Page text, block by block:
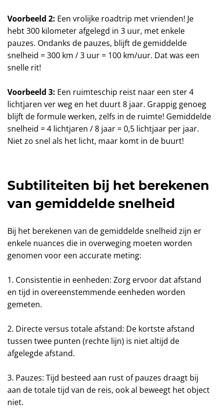
Voorbeeld 2: Een vrolijke roadtrip met vrienden! Je
hebt 300 kilometer afgelegd in 3 uur, met enkele
pauzes. Ondanks de pauzes, blijft de gemiddelde
snelheid = 300 km / 3 uur = 100 km/uur. Dat was een
snelle rit!
Voorbeeld 3: Een ruimteschip reist naar een ster 4
lichtjaren ver weg en het duurt 8 jaar. Grappig genoeg
blijft de formule werken, zelfs in de ruimte! Gemiddelde
snelheid = 4 lichtjaren / 8 jaar = 0,5 lichtjaar per jaar.
Niet zo snel als het licht, maar komt in de buurt!
Subtiliteiten bij het berekenen
van gemiddelde snelheid
Bij het berekenen van de gemiddelde snelheid zijn er
enkele nuances die in overweging moeten worden
genomen voor een accurate meting:
1. Consistentie in eenheden: Zorg ervoor dat afstand
en tijd in overeenstemmende eenheden worden
gemeten.
2. Directe versus totale afstand: De kortste afstand
tussen twee punten (rechte lijn) is niet altijd de
afgelegde afstand.
3. Pauzes: Tijd besteed aan rust of pauzes draagt bij
aan de totale tijd van de reis, ook al beweegt het object
niet.